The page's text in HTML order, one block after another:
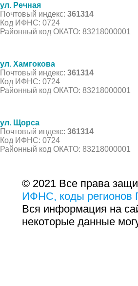
ул. Речная
Почтовый индекс: 361314
Код ИФНС: 0724
Районный код ОКАТО: 83218000001
ул. Хамгокова
Почтовый индекс: 361314
Код ИФНС: 0724
Районный код ОКАТО: 83218000001
ул. Щорса
Почтовый индекс: 361314
Код ИФНС: 0724
Районный код ОКАТО: 83218000001
© 2021 Все права
ИФНС, коды регионов
Вся информация на
некоторые данные